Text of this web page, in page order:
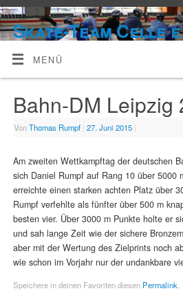
Skate-Team Celle
MENÜ
Bahn-DM Leipzig
VonThomas Rumpf | 27. Juni 2015 |
Am zweiten Wettkampftag der deutschen
sich Daniel Rumpf auf Rang 10 über 5000
erreichte einen starken achten Platz über
Rumpf verfehlte als fünfter über 500 m
besten vier. Über 3000 m Punkte holte er
und sah lange Zeit wie der sichere
aber mit der Wertung des Zielprints noch
wie schon im Vorjahr nur der undankbare
Speichere in deinen Favoriten diesen Permalink